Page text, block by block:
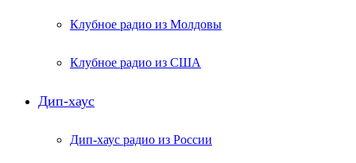
Клубное радио из Молдовы
Клубное радио из США
Дип-хаус
Дип-хаус радио из России